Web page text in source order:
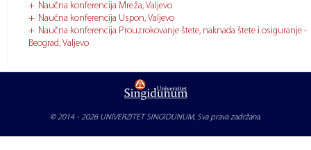
Naučna konferencija Mreža, Valjevo
Naučna konferencija Uspon, Valjevo
Naučna konferencija Prouzrokovanje štete, naknada štete i osiguranje -
Beograd, Valjevo
© 2014 - 2026 UNIVERZITET SINGIDUNUM, Sva prava zadržana.